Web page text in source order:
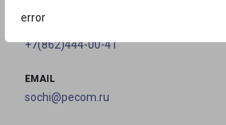
error
+7(862)444-00-41
EMAIL
sochi@pecom.ru